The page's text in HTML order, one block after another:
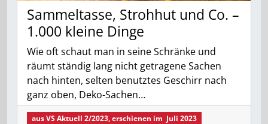
Sammeltasse, Strohhut und Co. –
1.000 kleine Dinge
Wie oft schaut man in seine Schränke und
räumt ständig lang nicht getragene Sachen
nach hinten, selten benutztes Geschirr nach
ganz oben, Deko-Sachen…
ausVS Aktuell 2/2023, erschienen im Juli 2023